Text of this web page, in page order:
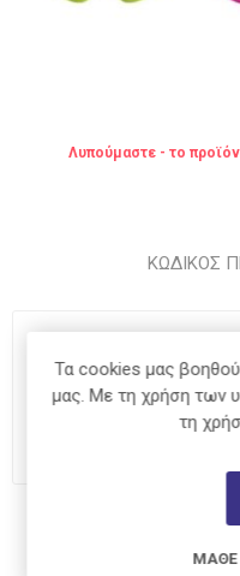
Λυπούμαστε - το
ΚΩΔΙΚΟΣ
i
Τα cookies μας
μας. Με τη χρήση των
τη
ΜΆΘΕ